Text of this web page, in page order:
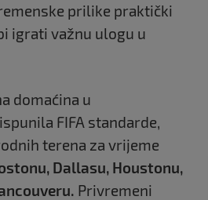
prilike praktički
igrati važnu ulogu u
domaćina u
FIFA standarde,
terena za vrijeme
Dallasu, Houstonu,
Privremeni